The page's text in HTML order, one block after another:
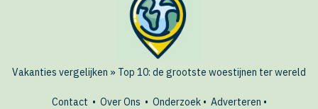
Vakanties vergelijken » Top 10: de grootste woestijnen ter wereld
Contact • Over Ons • Onderzoek• Adverteren •